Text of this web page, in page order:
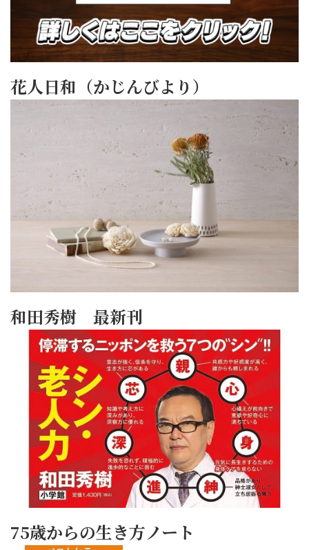
花人日和（かじんびより）
和田秀樹 最新刊
75歳からの生き方ノート